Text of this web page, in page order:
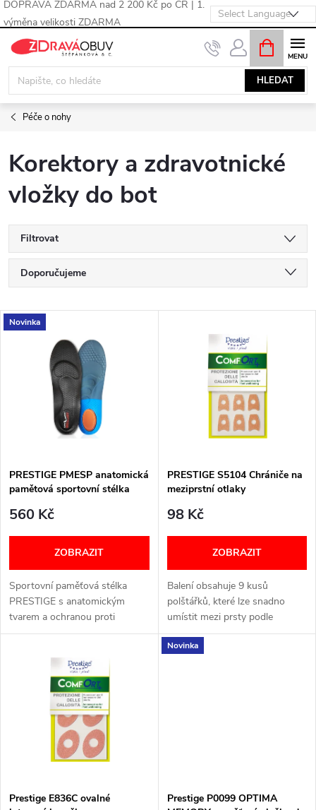
DOPRAVA ZDARMA nad 2 200 Kč po ČR | 1.
výměna velikosti ZDARMA
Přejít
obsah
HLEDAT
NÁKUPNÍ
KOŠÍK
Péče o nohy
Korektory a zdravotnické
vložky do bot
Filtrovat
Ř
a
p
r
d
u
Doporučujeme
Nejdražší
Nejprodávanější
Abecedně
V
s
p
r
o
d
u
Novinka
PRESTIGE PMESP anatomická
pamětová sportovní stélka
560 Kč
ZOBRAZIT
Sportovní paměťová stélka
PRESTIGE s anatomickým
tvarem a ochranou proti
zápachu.
PRESTIGE S5104 Chrániče na
meziprstní otlaky
98 Kč
ZOBRAZIT
Balení obsahuje 9 kusů
polštářků, které lze snadno
umístit mezi prsty podle
potřeby.
Prestige E836C ovalné
Novinka
Prestige P0099 OPTIMA